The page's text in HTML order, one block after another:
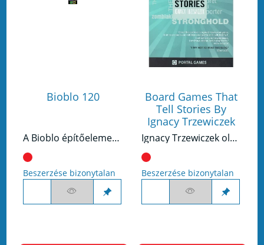
Bioblo 120
A Bioblo építőelemek színesek és egyedi méhsejt alakú mintázatuk van, amivel végtelen lehetőséget nyújtanak fantáziánk és kreativitásunk megélésére: Az építőelemekkel szappanbuborékokat készíthetünk, épületeket építhetünk, vagy színes képeket alkothatunk... Ha egy lámpa körül építünk belőlük falat, akkor fantasztikus szín- és fényhatásokat láthatunk! Akár otthon egyedül, akár az óvodában vagy az iskolában a barátokkal játszva a Biobloval minden nap valami újat lehet felfedezni!
Beszerzése bizonytalan
Board Games That
Tell Stories By
Ignacy Trzewiczek
Ignacy Trzewiczek olyan nagy sikerű játékok szerzője, mint például a Stronghold, a 51st State vagy a Robinson Crusoe: Adventure on the Cursed Island. A lengyel szerző most megosztja velünk kulisszatitkait: ebből a könyvből megtudhatjuk, milyen kalandokat élhet át egy kiadó vagy szerző, míg játékötlete eljut a boltok polcáig. Ignacy Trzewiczek válogatott blogbejegyzésein kívül a társasjátékos világ olyan közismert személyiségeinek rövid cikkeit olvashatjuk a könyvben, mint például Antoine Bauza, Bruno Cathala vagy Vlaada Chvatil.
Beszerzése bizonytalan